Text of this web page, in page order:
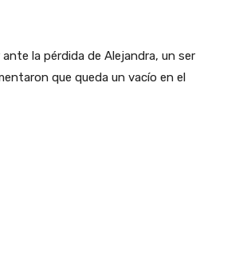
la pérdida de Alejandra, un ser
que queda un vacío en el